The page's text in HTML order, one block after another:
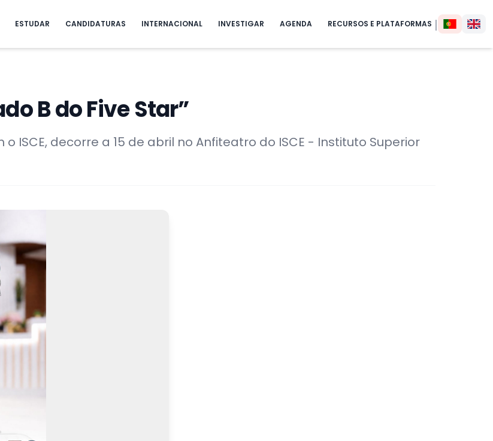
ESTUDAR CANDIDATURAS INTERNACIONAL INVESTIGAR AGENDA RECURSOS E PLATAFORMAS |
B do Five Star”
ISCE, decorre a 15 de abril no Anfiteatro do ISCE - Instituto Superior